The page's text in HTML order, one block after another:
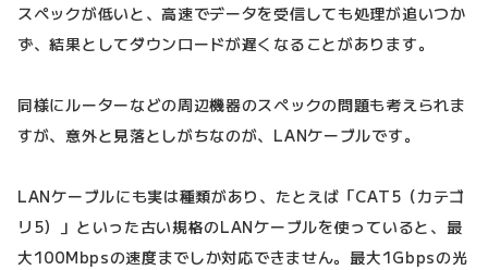
スペックが低いと、高速でデータを受信しても処理が追いつか
ず、結果としてダウンロードが遅くなることがあります。
同様にルーターなどの周辺機器のスペックの問題も考えられま
すが、意外と見落としがちなのが、LANケーブルです。
LANケーブルにも実は種類があり、たとえば「CAT5（カテゴ
リ5）」といった古い規格のLANケーブルを使っていると、最
大100Mbpsの速度までしか対応できません。最大1Gbpsの光